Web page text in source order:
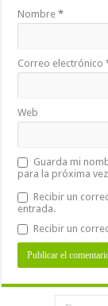
Nombre*
Correo electrónico
Web
Guarda mi
para la próxima
Recibir un
entrada.
Recibir un